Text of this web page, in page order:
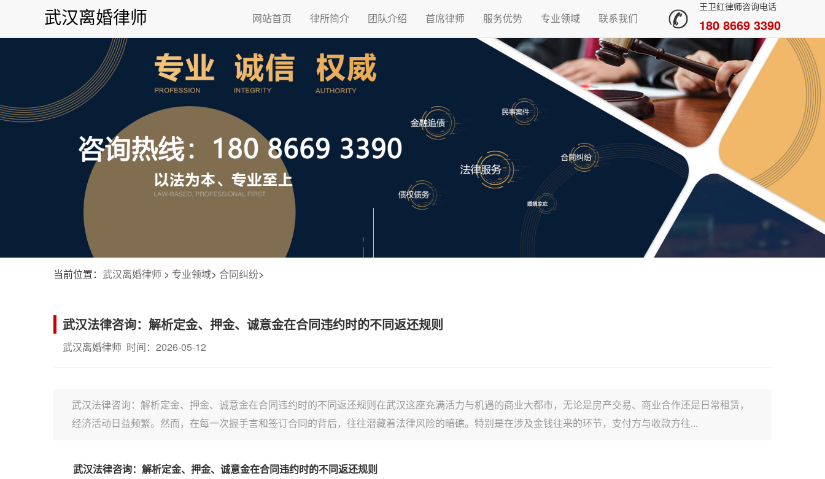
武汉离婚律师 网站首页 律所简介 团队介绍 首席律师 服务优势 专业领域 联系我们
王卫红律师咨询电话
180 8669 3390
当前位置： 武汉离婚律师 > 专业领域> 合同纠纷>
武汉法律咨询：解析定金、押金、诚意金在合同违约时的不同返还规则
武汉离婚律师 时间：2026-05-12
武汉法律咨询：解析定金、押金、诚意金在合同违约时的不同返还规则在武汉这座充满活力与机遇的商业大都市，无论是房产交易、商业合作还是日常租赁，
经济活动日益频繁。然而，在每一次握手言和签订合同的背后，往往潜藏着法律风险的暗礁。特别是在涉及金钱往来的环节，支付方与收款方往...
武汉法律咨询：解析定金、押金、诚意金在合同违约时的不同返还规则